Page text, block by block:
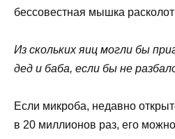
бессовестная мышка
Из скольких яиц могли бы
дед и баба, если бы не
Если микроба, недавно
в 20 миллионов раз, его можно